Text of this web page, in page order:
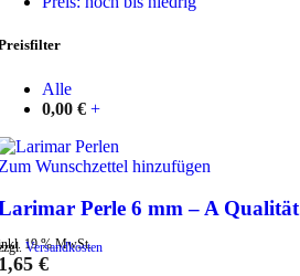
Alle
0,00 € +
Wunschzettel hinzufügen
Perle 6 mm – A Qualität
19 % MwSt.
Versandkosten
€